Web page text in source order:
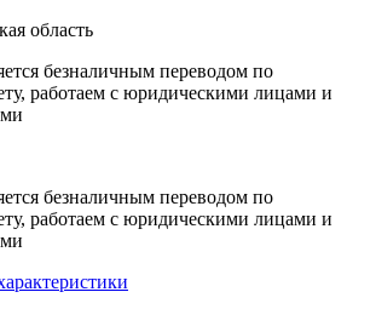
область
безналичным переводом по
работаем с юридическими лицами и
безналичным переводом по
работаем с юридическими лицами и